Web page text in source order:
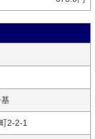
2-2-1